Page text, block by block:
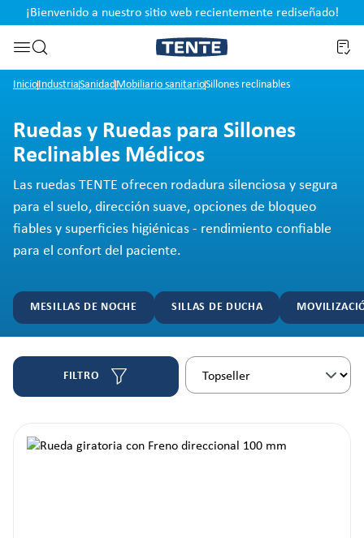
Saltar a la búsqueda
¡Bienvenido a nuestro sitio web recientemente rediseñado!
InicioIndustriaSanidadMobiliario sanitarioSillones reclinables
Ruedas y Ruedas para Sillones
Reclinables Médicos
Las ruedas TENTE ofrecen rodadura silenciosa y segura
para el suelo, dirección suave, opciones de bloqueo
fiables y superficies higiénicas - rendimiento confiable
para el confort del paciente.
MESILLAS DE NOCHE SILLAS DE DUCHA
FILTRO